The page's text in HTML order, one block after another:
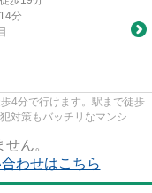
分
4分で行けます。駅まで徒歩
対策もバッチリなマンショ
ん。
わせはこちら